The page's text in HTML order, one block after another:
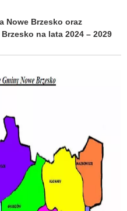
Nowe Brzesko oraz
na lata 2024 – 2029